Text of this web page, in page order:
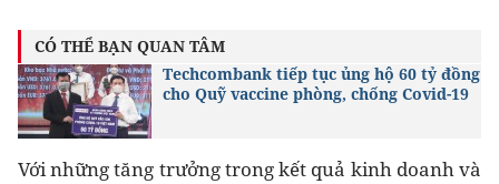
CÓ THỂ BẠN QUAN TÂM
Techcombank tiếp tục ủng hộ 60 tỷ đồng
cho Quỹ vaccine phòng, chống Covid-19
Với những tăng trưởng trong kết quả kinh doanh và